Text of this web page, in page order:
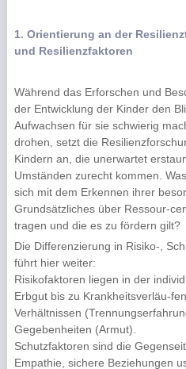
1. Orientierung an der
und Resilienzfaktoren
Während das Erforschen und
der Entwicklung der Kinder den
Aufwachsen für sie schwierig
drohen, setzt die
Kindern an, die unerwartet
Umständen zurecht kommen.
sich mit dem Erkennen ihrer
Grundsätzliches über Ressour-
tragen und die es zu fördern gilt?
Die Differenzierung in Risiko-,
führt hier weiter:
Risikofaktoren liegen in der
Erbgut bis zu Krankheitsverläu-
Verhältnissen
Gegebenheiten (Armut).
Schutzfaktoren sind die
Empathie, sichere Beziehungen